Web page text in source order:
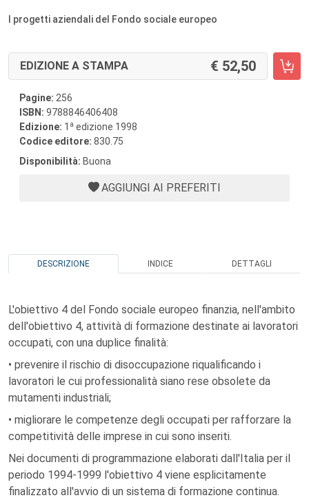
I progetti aziendali del Fondo sociale europeo
EDIZIONE A STAMPA 52,50
Pagine: 256
ISBN: 9788846406408
Edizione: 1 a edizione 1998
Codice editore: 830.75
Disponibilità: Buona
AGGIUNGI AI PREFERITI
DESCRIZIONE INDICE DETTAGLI
L'obiettivo 4 del Fondo sociale europeo finanzia, nell'ambito
dell'obiettivo 4, attività di formazione destinate ai lavoratori
occupati, con una duplice finalità:
• prevenire il rischio di disoccupazione riqualificando i
lavoratori le cui professionalità siano rese obsolete da
mutamenti industriali;
• migliorare le competenze degli occupati per rafforzare la
competitività delle imprese in cui sono inseriti.
Nei documenti di programmazione elaborati dall'Italia per il
periodo 1994-1999 l'obiettivo 4 viene esplicitamente
finalizzato all'avvio di un sistema di formazione continua.